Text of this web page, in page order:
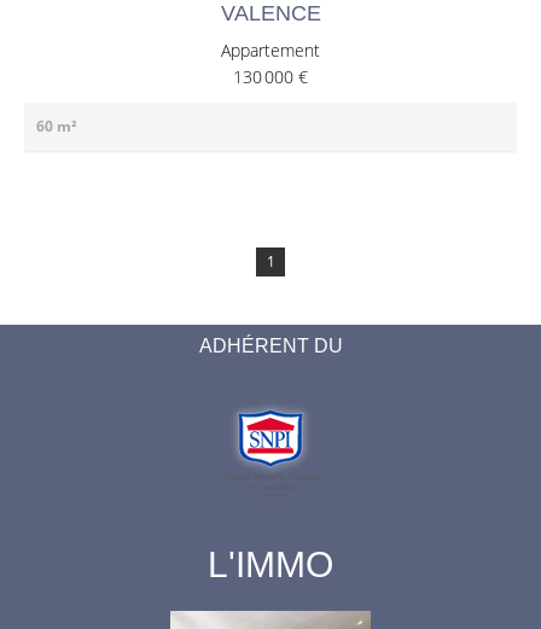
VALENCE
Appartement
130 000 €
60 m²
1
ADHÉRENT DU
L'IMMO